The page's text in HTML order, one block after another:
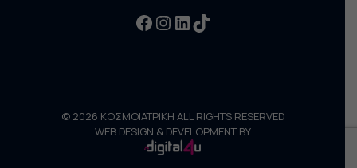
Facebook Instagram LinkedIn TikTok
© 2026 ΚΟΣΜΟΙΑΤΡΙΚΗ ALL RIGHTS RESERVED
WEB DESIGN & DEVELOPMENT BY